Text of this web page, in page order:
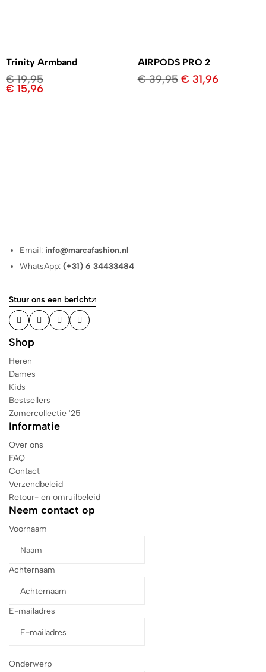
Trinity Armband
€19,95
€ 15,96
AIRPODS PRO 2
€39,95 € 31,96
Email: info@marcafashion.nl
WhatsApp:(+31) 6 34433484
Stuur ons een bericht
Shop
Heren
Dames
Kids
Bestsellers
Zomercollectie '25
Informatie
Over ons
FAQ
Contact
Verzendbeleid
Retour- en omruilbeleid
Neem contact op
Voornaam
Achternaam
E-mailadres
Onderwerp